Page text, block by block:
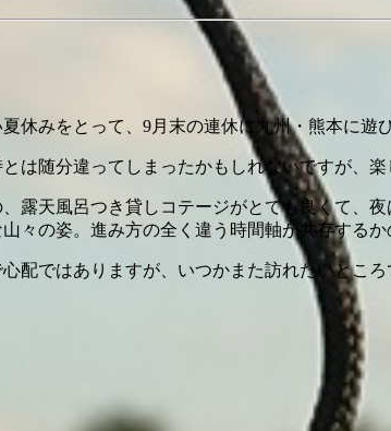
休みをとって、9月末の連休に九州・熊本に遊
は随分違ってしまったかもしれないですが、楽
露天風呂つき貸しコテージがとても良くて、
々の姿。進み方の全く違う時間軸が共存する
配ではありますが、いつかまた訪れたいところ